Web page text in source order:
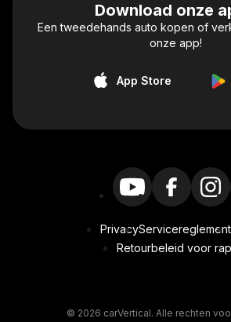
Download onze
Een tweedehands auto kopen of
onze app!
App Store
PrivacyServicereglement
Retourbeleid voor
© 2026 carVertical. Alle rechten